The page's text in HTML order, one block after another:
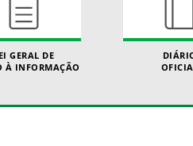
GERAL DE
À INFORMAÇÃO